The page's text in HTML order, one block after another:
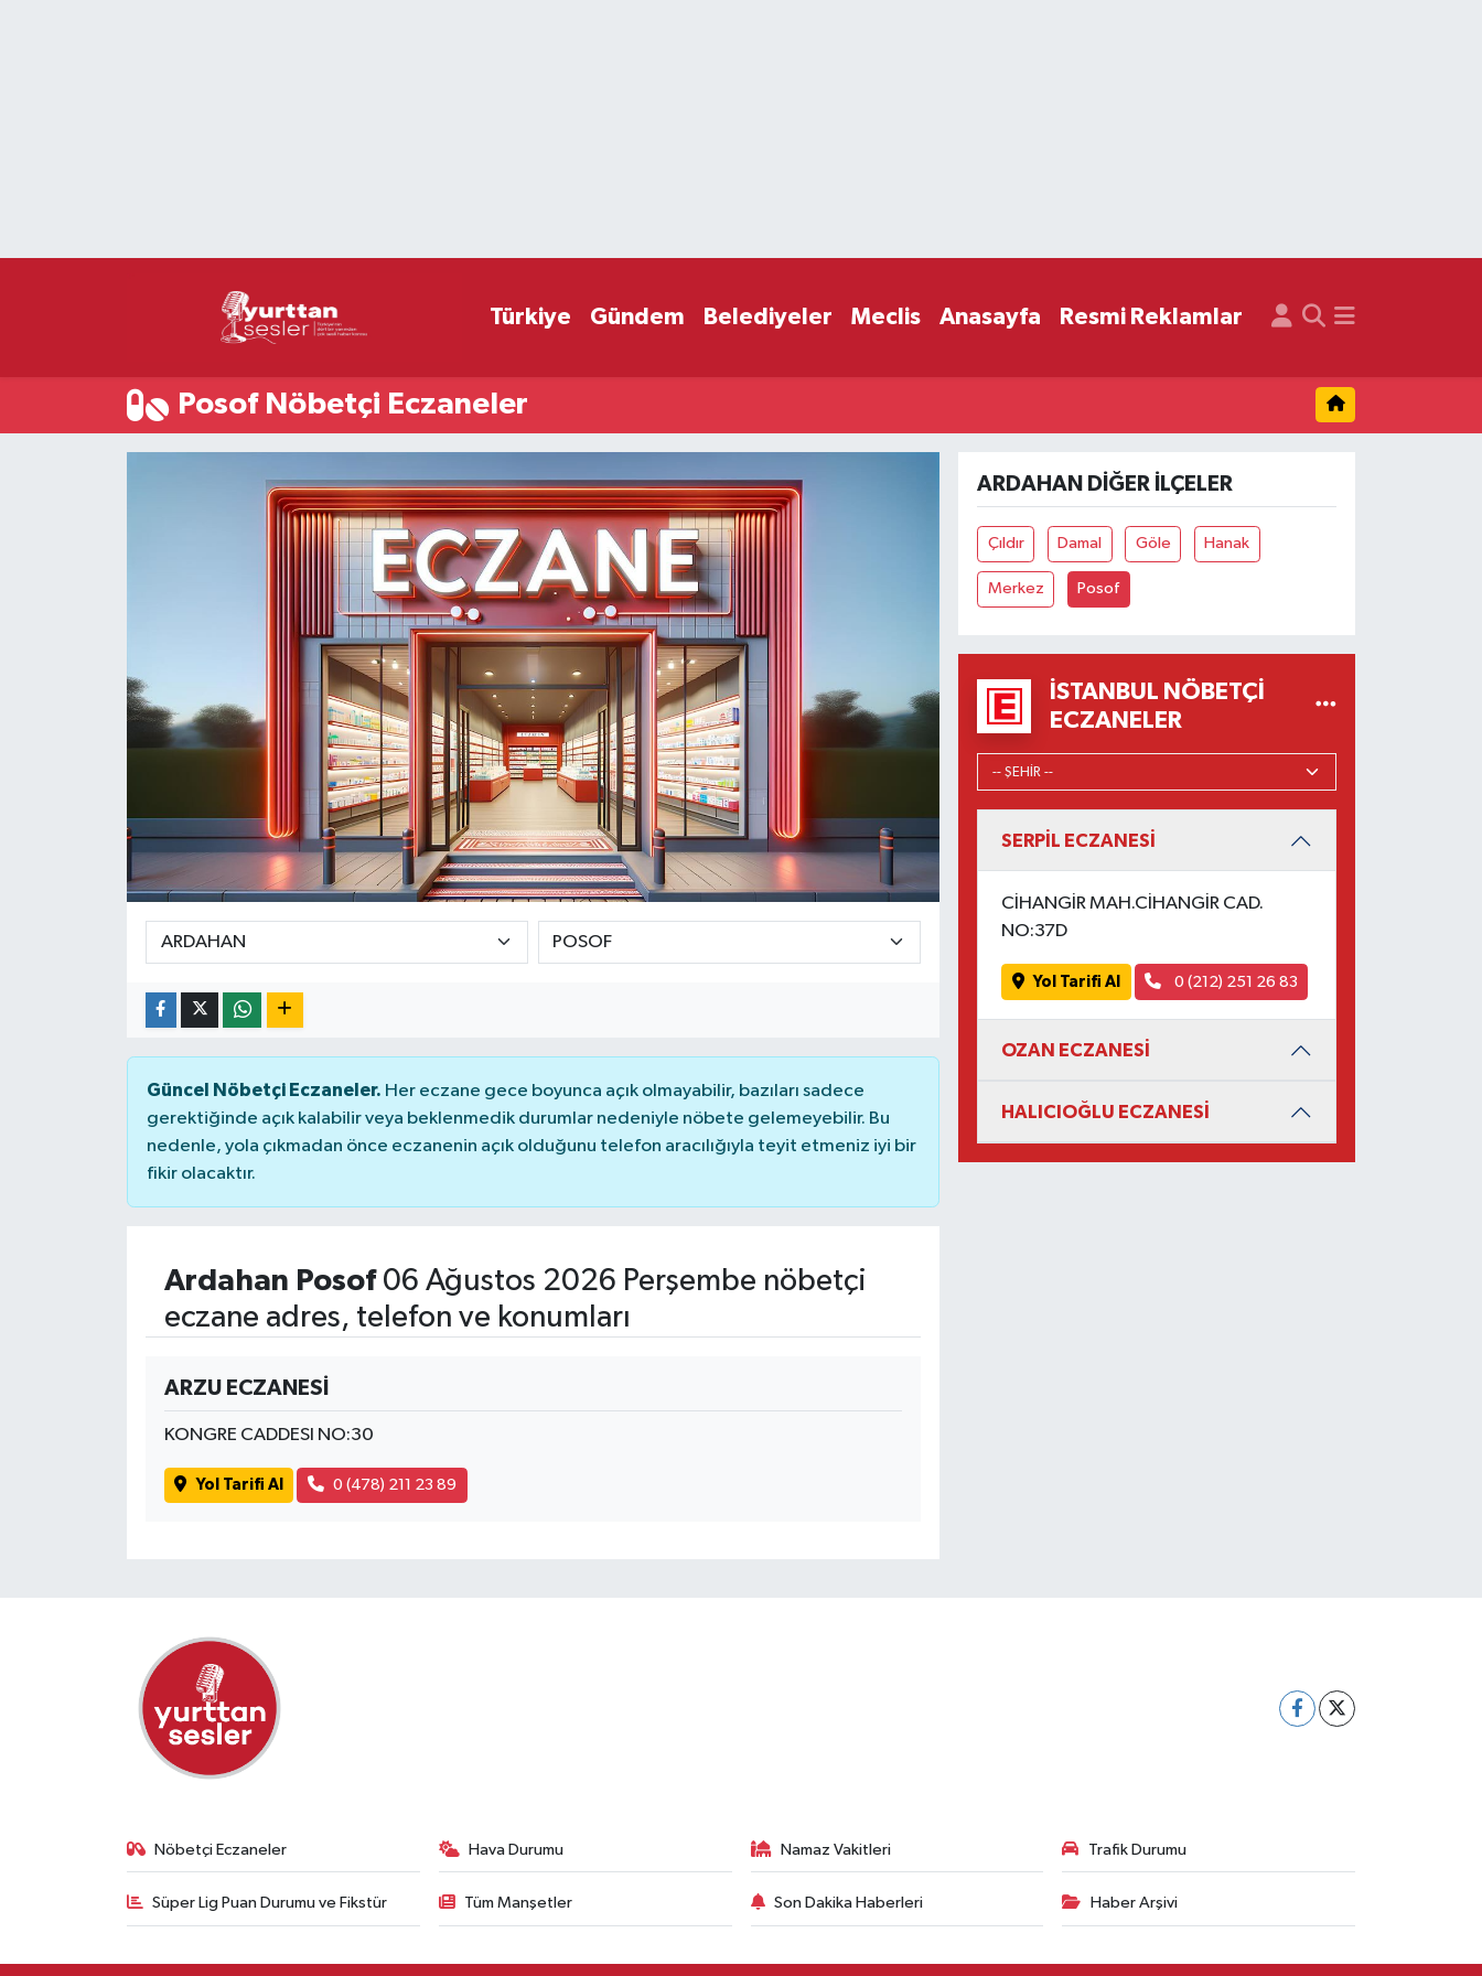
Türkiye Gündem Belediyeler Meclis Anasayfa Resmi Reklamlar
Posof Nöbetçi Eczaneler
Güncel Nöbetçi Eczaneler. Her eczane gece boyunca açık olmayabilir, bazıları sadece
gerektiğinde açık kalabilir veya beklenmedik durumlar nedeniyle nöbete gelemeyebilir. Bu
nedenle, yola çıkmadan önce eczanenin açık olduğunu telefon aracılığıyla teyit etmeniz iyi bir
fikir olacaktır.
Ardahan Posof06 Ağustos 2026 Perşembe nöbetçi
eczane adres, telefon ve konumları
ARZU ECZANESİ
KONGRE CADDESI NO:30
Yol Tarifi Al 0 (478) 211 23 89
ARDAHAN DIĞER İLÇELER
Çıldır Damal Göle Hanak
Merkez Posof
İSTANBUL NÖBETÇI
ECZANELER
SERPİL ECZANESİ
CİHANGİR MAH.CİHANGİR CAD.
NO:37D
Yol Tarifi Al 0 (212) 251 26 83
OZAN ECZANESİ
HALICIOĞLU ECZANESİ
Nöbetçi Eczaneler Hava Durumu Namaz Vakitleri Trafik Durumu
Süper Lig Puan Durumu ve Fikstür Tüm Manşetler Son Dakika Haberleri Haber Arşivi
Süper Lig Puan Durumu ve Fikstür
Son Dakika Haberleri